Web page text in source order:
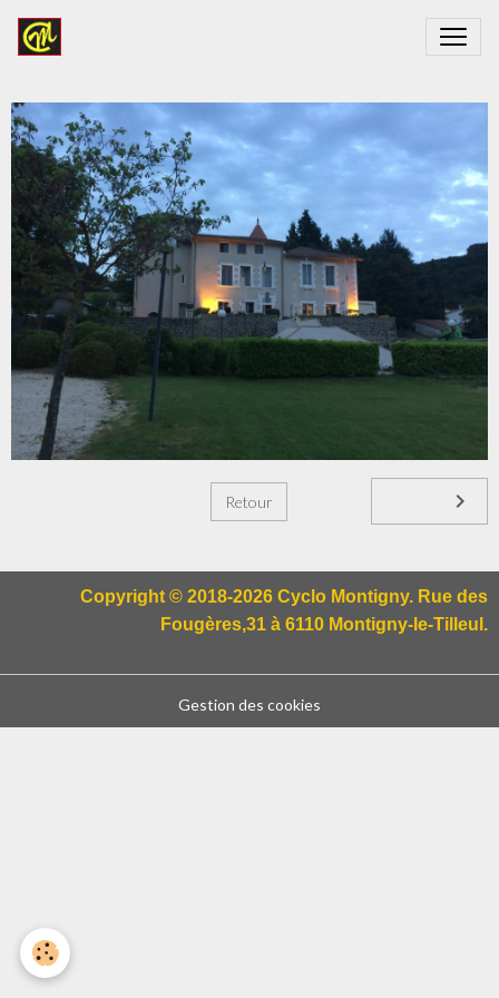
Retour
Copyright © 2018-2026 Cyclo Montigny. Rue des
Fougères,31 à 6110 Montigny-le-Tilleul.
Gestion des cookies